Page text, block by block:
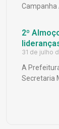
Campanha
2º
31 de julho
A
Secretaria